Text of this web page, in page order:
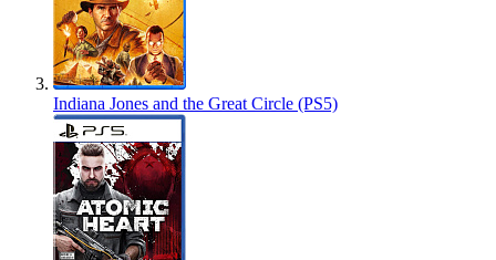
Indiana Jones and the Great Circle (PS5)